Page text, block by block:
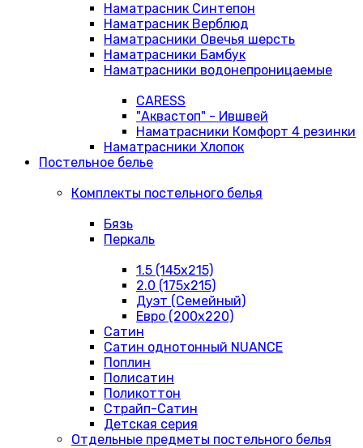
Наматрасник Синтепон
Наматрасник Верблюд
Наматрасники Овечья шерсть
Наматрасники Бамбук
Наматрасники водонепроницаемые
CARESS
"Аквастоп" - Ившвей
Наматрасники Комфорт 4 резинки
Наматрасники Хлопок
Постельное белье
Комплекты постельного белья
Бязь
Перкаль
1.5 (145х215)
2.0 (175х215)
Дуэт (Семейный)
Евро (200х220)
Сатин
Сатин однотонный NUANCE
Поплин
Полисатин
Поликоттон
Страйп-Сатин
Детская серия
Отдельные предметы постельного белья